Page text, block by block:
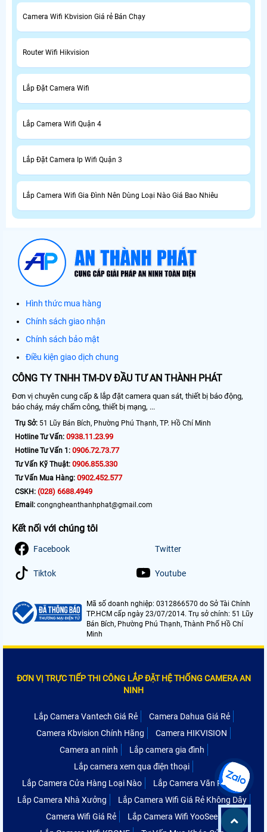
Camera Wifi Kbvision Giá rẻ Bán Chạy
Router Wifi Hikvision
Lắp Đặt Camera Wifi
Lắp Camera Wifi Quận 4
Lắp Đặt Camera Ip Wifi Quận 3
Lắp Camera Wifi Gia Đình Nên Dùng Loại Nào Giá Bao Nhiêu
Hình thức mua hàng
Chính sách giao nhận
Chính sách bảo mật
Điều kiện giao dịch chung
CÔNG TY TNHH TM-DV ĐẦU TƯ AN THÀNH PHÁT
Đơn vị chuyên cung cấp & lắp đặt camera quan sát, thiết bị báo động,
báo cháy, máy chấm công, thiết bị mạng, ...
Trụ Sở: 51 Lũy Bán Bích, Phường Phú Thạnh, TP. Hồ Chí Minh
Hotline Tư Vấn: 0938.11.23.99
Hotline Tư Vấn 1: 0906.72.73.77
Tư Vấn Kỹ Thuật: 0906.855.330
Tư Vấn Mua Hàng: 0902.452.577
CSKH: (028) 6688.4949
Email: congngheanthanhphat@gmail.com
Kết nối với chúng tôi
Facebook Twitter
Tiktok Youtube
Mã số doanh nghiệp: 0312866570 do Sở Tài Chính
TP.HCM cấp ngày 23/07/2014. Trụ sở chính: 51 Lũy
Bán Bích, Phường Phú Thạnh, Thành Phố Hồ Chí
Minh
ĐƠN VỊ TRỰC TIẾP THI CÔNG LẮP ĐẶT HỆ THỐNG CAMERA AN
NINH
Lắp Camera Vantech Giá Rẻ
Camera Dahua Giá Rẻ
Camera Kbvision Chính Hãng
Camera HIKVISION
Camera an ninh
Lắp camera gia đình
Lắp camera xem qua điện thoại
Lắp Camera Cửa Hàng Loại Nào
Lắp Camera Văn Phòng
Lắp Camera Nhà Xưởng
Lắp Camera Wifi Giá Rẻ Không Dây
Camera Wifi Giá Rẻ
Lắp Camera Wifi YooSee